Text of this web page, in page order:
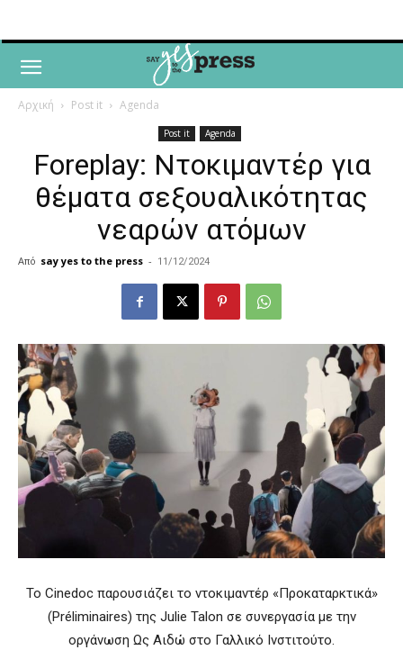
Αρχική Post it Agenda
Post it Agenda
Foreplay: Ντοκιμαντέρ για
θέματα σεξουαλικότητας
νεαρών ατόμων
Από say yes to the press - 11/12/2024
Το Cinedoc παρουσιάζει το ντοκιμαντέρ «Προκαταρκτικά»
(Préliminaires) της Julie Talon σε συνεργασία με την
οργάνωση Ως Αιδώ στο Γαλλικό Ινστιτούτο.